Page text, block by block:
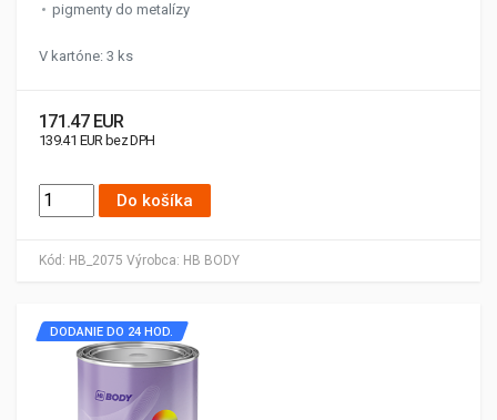
Kód: HB_2075 Výrobca: HB BODY
pigmenty do metalízy
V kartóne: 3 ks
171.47 EUR
139.41 EUR bez DPH
Do košíka
DODANIE DO 24 HOD.